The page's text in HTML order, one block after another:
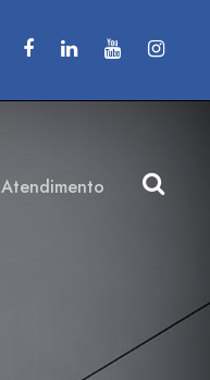
Atendimento